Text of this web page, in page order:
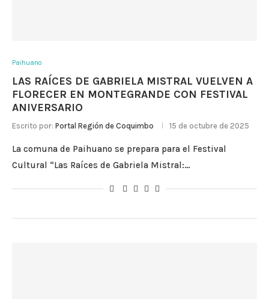
Paihuano
LAS RAÍCES DE GABRIELA MISTRAL VUELVEN A
FLORECER EN MONTEGRANDE CON FESTIVAL
ANIVERSARIO
Escrito por: Portal Región de Coquimbo 15 de octubre de 2025
La comuna de Paihuano se prepara para el Festival
Cultural “Las Raíces de Gabriela Mistral:…